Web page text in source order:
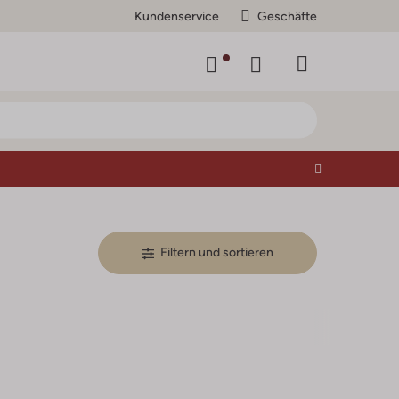
Kundenservice Geschäfte
Filtern und sortieren